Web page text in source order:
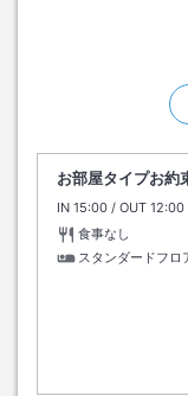
お部屋タイプお約
IN チェックイン
15:00 / OUT チェ
12:00
食事なし
スタンダードフロ